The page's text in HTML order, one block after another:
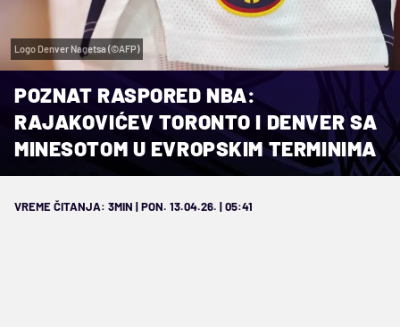
Logo Denver Nagetsa (©AFP)
POZNAT RASPORED NBA:
RAJAKOVIĆEV TORONTO I DENVER SA
MINESOTOM U EVROPSKIM TERMINIMA
VREME ČITANJA: 3MIN | PON. 13.04.26. | 05:41